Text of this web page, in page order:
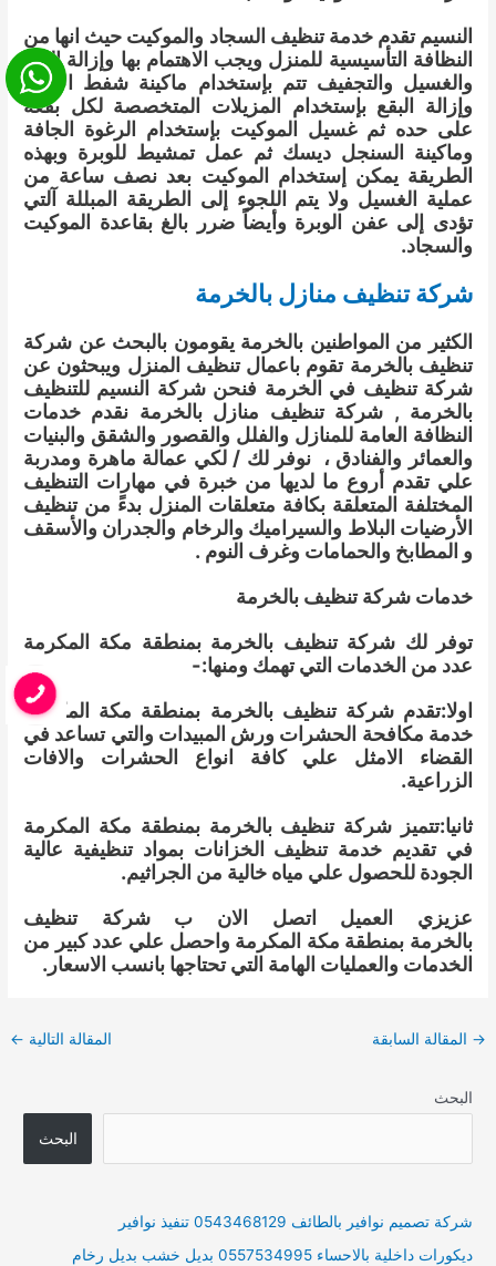
النسيم تقدم خدمة تنظيف السجاد والموكيت حيث انها من
النظافة التأسيسية للمنزل ويجب الاهتمام بها وإزالة البقع
والغسيل والتجفيف تتم بإستخدام ماكينة شفط الأتربة
وإزالة البقع بإستخدام المزيلات المتخصصة لكل بقعة
على حده ثم غسيل الموكيت بإستخدام الرغوة الجافة
وماكينة السنجل ديسك ثم عمل تمشيط للوبرة وبهذه
الطريقة يمكن إستخدام الموكيت بعد نصف ساعة من
عملية الغسيل ولا يتم اللجوء إلى الطريقة المبللة آلتي
تؤدى إلى عفن الوبرة وأيضاً ضرر بالغ بقاعدة الموكيت
والسجاد.
شركة تنظيف منازل بالخرمة
الكثير من المواطنين بالخرمة يقومون بالبحث عن شركة
تنظيف بالخرمة تقوم باعمال تنظيف المنزل ويبحثون عن
شركة تنظيف في الخرمة فنحن شركة النسيم للتنظيف
بالخرمة , شركة تنظيف منازل بالخرمة نقدم خدمات
النظافة العامة للمنازل والفلل والقصور والشقق والبنيات
والعمائر والفنادق ، نوفر لك / لكي عمالة ماهرة ومدربة
علي تقدم أروع ما لديها من خبرة في مهارات التنظيف
المختلفة المتعلقة بكافة متعلقات المنزل بدءً من تنظيف
الأرضيات البلاط والسيراميك والرخام والجدران والأسقف
و المطابخ والحمامات وغرف النوم .
خدمات شركة تنظيف بالخرمة
توفر لك شركة تنظيف بالخرمة بمنطقة مكة المكرمة
عدد من الخدمات التي تهمك ومنها:-
اولا:تقدم شركة تنظيف بالخرمة بمنطقة مكة المكرمة
خدمة مكافحة الحشرات ورش المبيدات والتي تساعد في
القضاء الامثل علي كافة انواع الحشرات والافات
الزراعية.
ثانيا:تتميز شركة تنظيف بالخرمة بمنطقة مكة المكرمة
في تقديم خدمة تنظيف الخزانات بمواد تنظيفية عالية
الجودة للحصول علي مياه خالية من الجراثيم.
عزيزي العميل اتصل الان ب شركة تنظيف
بالخرمة بمنطقة مكة المكرمة واحصل علي عدد كبير من
الخدمات والعمليات الهامة التي تحتاجها بانسب الاسعار.
Post
→ المقالة السابقة المقالة التالية ←
البحث
البحث
شركة تصميم نوافير بالطائف 0543468129 تنفيذ نوافير
ديكورات داخلية بالاحساء 0557534995 بديل خشب بديل رخام